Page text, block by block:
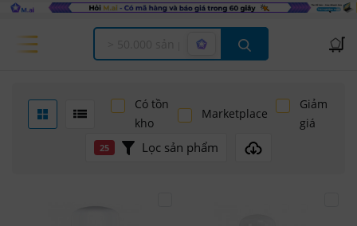
Offcanvas Menu Open
Có tồn
kho
Marketplace
Giảm
giá
25 Lọc sản phẩm